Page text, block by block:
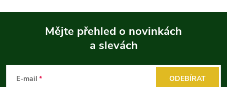
Mějte přehled o novinkách
a slevách
E-mail ODEBÍRAT